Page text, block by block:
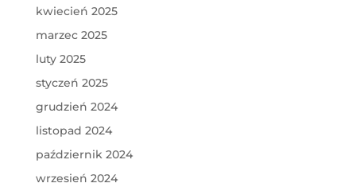
kwiecień 2025
marzec 2025
luty 2025
styczeń 2025
grudzień 2024
listopad 2024
październik 2024
wrzesień 2024